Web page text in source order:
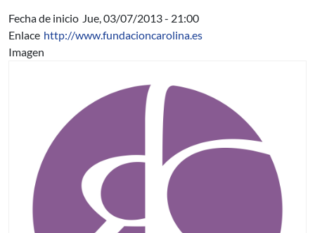
Fecha de inicio Jue, 03/07/2013 - 21:00
Enlace http://www.fundacioncarolina.es
Imagen